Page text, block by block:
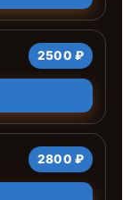
2500 ₽
2800 ₽